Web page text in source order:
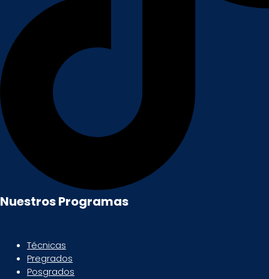
Nuestros Programas
Técnicas
Pregrados
Posgrados